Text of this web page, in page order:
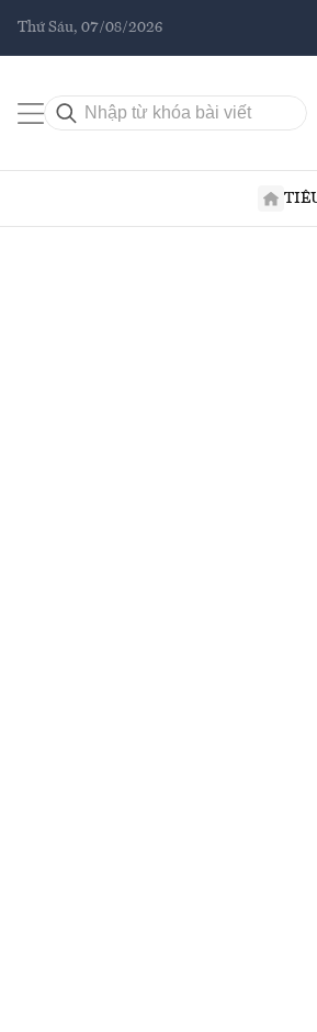
Thứ Sáu, 07/08/2026